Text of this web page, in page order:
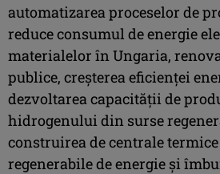
automatizarea proceselor de
reduce consumul de energie
materialelor în Ungaria,
publice, creşterea eficienţei
dezvoltarea capacităţii de
hidrogenului din surse
construirea de centrale termice
regenerabile de energie şi